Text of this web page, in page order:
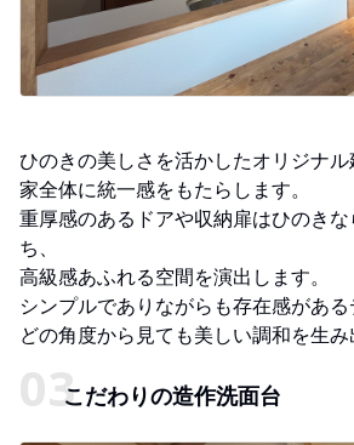
ひのきの美しさを活かしたオリジナル
家全体に統一感をもたらします。
重厚感のあるドアや収納扉はひのき
ち、
高級感あふれる空間を演出します。
シンプルでありながらも存在感がある
どの角度から見ても美しい調和を生み
こだわりの造作洗面台